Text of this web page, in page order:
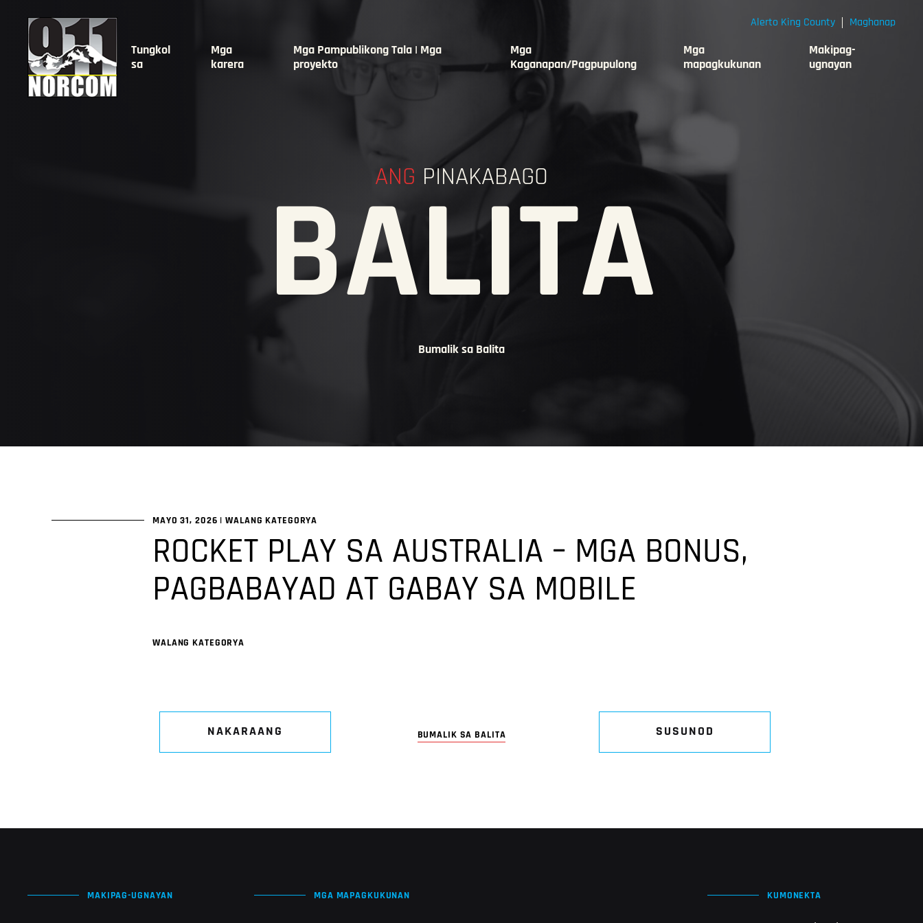
Tungkol
sa
Mga
karera
Mga Pampublikong Tala | Mga
proyekto
Mga
Kaganapan/Pagpupulong
Mga
mapagkukunan
Makipag-
ugnayan
Alerto King County Maghanap
ANG PINAKABAGO
BALITA
Bumalik sa Balita
MAYO 31, 2026 | WALANG KATEGORYA
ROCKET PLAY SA AUSTRALIA – MGA BONUS,
PAGBABAYAD AT GABAY SA MOBILE
WALANG KATEGORYA
NAKARAANG SUSUNOD
BUMALIK SA BALITA
MAKIPAG-UGNAYAN MGA MAPAGKUKUNAN KUMONEKTA